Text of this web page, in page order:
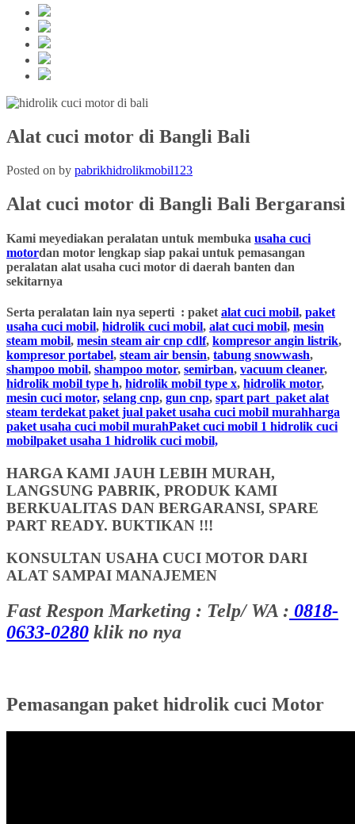
Alat cuci motor di Bangli Bali
Posted on by pabrikhidrolikmobil123
Alat cuci motor di Bangli Bali Bergaransi
Kami meyediakan peralatan untuk membuka usaha cuci
motordan motor lengkap siap pakai untuk pemasangan
peralatan alat usaha cuci motor di daerah banten dan
sekitarnya
Serta peralatan lain nya seperti : paket alat cuci mobil, paket
usaha cuci mobil, hidrolik cuci mobil, alat cuci mobil, mesin
steam mobil, mesin steam air cnp cdlf, kompresor angin listrik,
kompresor portabel, steam air bensin, tabung snowwash,
shampoo mobil, shampoo motor, semirban, vacuum cleaner,
hidrolik mobil type h, hidrolik mobil type x, hidrolik motor,
mesin cuci motor, selang cnp, gun cnp, spart part paket alat
steam terdekat paket jual paket usaha cuci mobil murahharga
paket usaha cuci mobil murahPaket cuci mobil 1 hidrolik cuci
mobilpaket usaha 1 hidrolik cuci mobil,
HARGA KAMI JAUH LEBIH MURAH,
LANGSUNG PABRIK, PRODUK KAMI
BERKUALITAS DAN BERGARANSI, SPARE
PART READY. BUKTIKAN !!!
KONSULTAN USAHA CUCI MOTOR DARI
ALAT SAMPAI MANAJEMEN
Fast Respon Marketing : Telp/ WA : 0818-
0633-0280 klik no nya
Pemasangan paket hidrolik cuci Motor